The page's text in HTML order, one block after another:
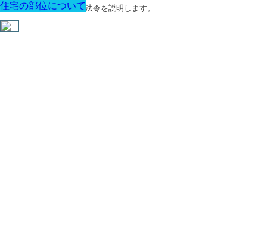
建築に関する用語と関連法令を説明します。
住宅の部位について
住宅の部位について
住宅の部位について
住宅の部位について
住宅の部位について
住宅の部位について
住宅の部位について